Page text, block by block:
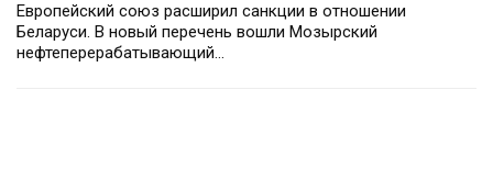
Европейский союз расширил санкции в отношении
Беларуси. В новый перечень вошли Мозырский
нефтеперерабатывающий…